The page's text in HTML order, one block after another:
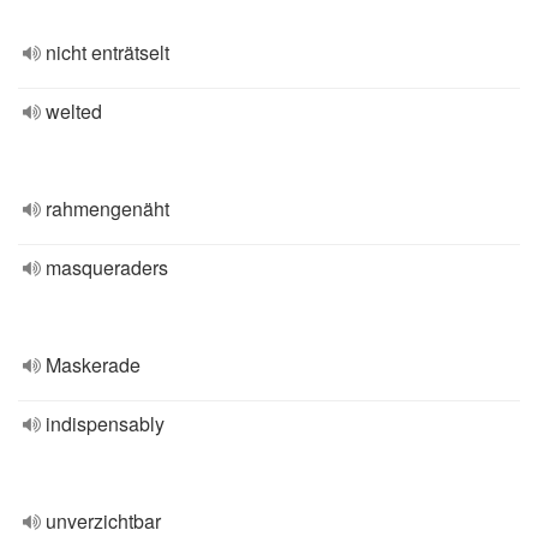
nicht enträtselt
welted
rahmengenäht
masqueraders
Maskerade
indispensably
unverzichtbar